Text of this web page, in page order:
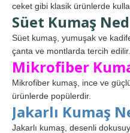
ceket gibi klasik ürünlerde
Süet Kumaş
Süet kumaş, yumuşak ve
çanta ve montlarda tercih edilir.
Mikrofiber
Mikrofiber kumaş, ince ve
ürünlerde popülerdir.
Jakarlı Kumaş
Jakarlı kumaş, desenli